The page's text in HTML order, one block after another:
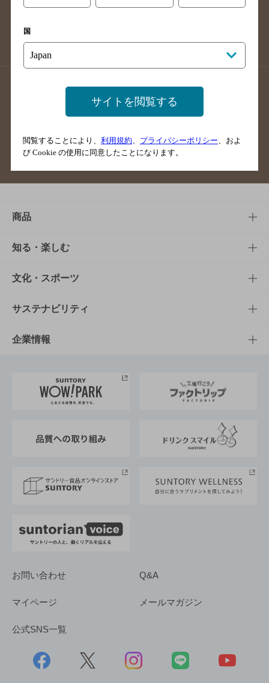
大分県のバー検索
熊本県のバー検索
沖縄県のバー検索
店舗登録方法のご案内
店舗情報更新方法のご案内
掲載店舗様ログイン
ご意見・ご感想
商品
商品TOP
商品一覧
商品発売情報
栄養成分一覧
知る・楽しむ
知る・楽しむTOP
キャンペーン
工場見学
地域情報
文化・スポーツ
文化・スポーツTOP
サントリーホール
サントリーサンバーズ大阪
サステナビリティ
サステナビリティTOP
サントリーが考えるサステナビリティ経営
企業情報
企業概要
採用情報
お問い合わせ Q&A
マイページ メールマガジン
公式SNS一覧
国
サイトを閲覧する
閲覧することにより、 利用規約 プライバシーポリシー 、およ
び Cookie の使用に同意したことになります。